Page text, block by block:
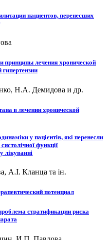
пациентов, перенесших
принципы лечения хронической
Н.А. Демидова и др.
в лечении хронической
у пацієнтів, які перенесли
функції
лікуванні
А.І. Кланца та ін.
потенциал
стратификации риска